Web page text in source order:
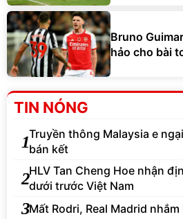
Bruno
hảo cho bài
TIN NÓNG
1Truyền thông Malaysia e
bán kết
2HLV Tan Cheng Hoe nhận
dưới trước Việt Nam
3Mất Rodri, Real Madrid